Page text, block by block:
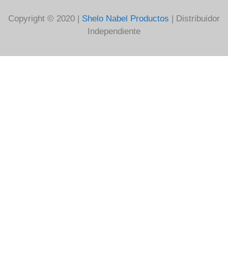
Copyright © 2020 | Shelo Nabel Productos | Distribuidor
Independiente